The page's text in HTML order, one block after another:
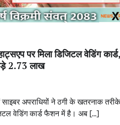
पर मिला डिजिटल वेडिंग
2.73 लाख
साइबर अपराधियों ने ठगी के खतरनाक तरीके
वेडिंग कार्ड फैशन में है। अब […]